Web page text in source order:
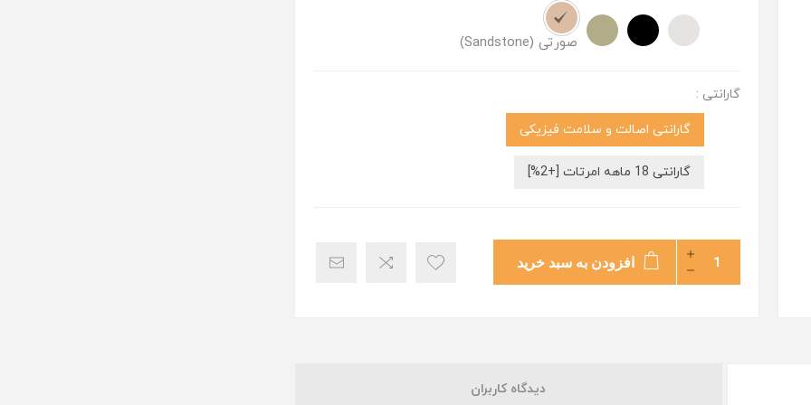
صورتی (Sandstone)
گارانتی :
گارانتی اصالت و سلامت فیزیکی
گارانتی 18 ماهه امرتات [+2%]
افزودن به سبد خرید
دیدگاه کاربران